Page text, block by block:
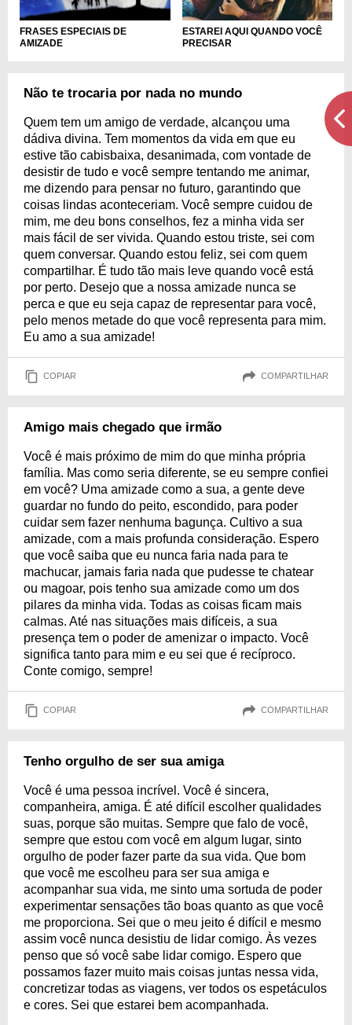
FRASES ESPECIAIS DE
AMIZADE
ESTAREI AQUI QUANDO VOCÊ
PRECISAR
Não te trocaria por nada no mundo
Quem tem um amigo de verdade, alcançou uma
dádiva divina. Tem momentos da vida em que eu
estive tão cabisbaixa, desanimada, com vontade de
desistir de tudo e você sempre tentando me animar,
me dizendo para pensar no futuro, garantindo que
coisas lindas aconteceriam. Você sempre cuidou de
mim, me deu bons conselhos, fez a minha vida ser
mais fácil de ser vivida. Quando estou triste, sei com
quem conversar. Quando estou feliz, sei com quem
compartilhar. É tudo tão mais leve quando você está
por perto. Desejo que a nossa amizade nunca se
perca e que eu seja capaz de representar para você,
pelo menos metade do que você representa para mim.
Eu amo a sua amizade!
COPIAR COMPARTILHAR
Amigo mais chegado que irmão
Você é mais próximo de mim do que minha própria
família. Mas como seria diferente, se eu sempre confiei
em você? Uma amizade como a sua, a gente deve
guardar no fundo do peito, escondido, para poder
cuidar sem fazer nenhuma bagunça. Cultivo a sua
amizade, com a mais profunda consideração. Espero
que você saiba que eu nunca faria nada para te
machucar, jamais faria nada que pudesse te chatear
ou magoar, pois tenho sua amizade como um dos
pilares da minha vida. Todas as coisas ficam mais
calmas. Até nas situações mais difíceis, a sua
presença tem o poder de amenizar o impacto. Você
significa tanto para mim e eu sei que é recíproco.
Conte comigo, sempre!
COPIAR COMPARTILHAR
Tenho orgulho de ser sua amiga
Você é uma pessoa incrível. Você é sincera,
companheira, amiga. É até difícil escolher qualidades
suas, porque são muitas. Sempre que falo de você,
sempre que estou com você em algum lugar, sinto
orgulho de poder fazer parte da sua vida. Que bom
que você me escolheu para ser sua amiga e
acompanhar sua vida, me sinto uma sortuda de poder
experimentar sensações tão boas quanto as que você
me proporciona. Sei que o meu jeito é difícil e mesmo
assim você nunca desistiu de lidar comigo. Às vezes
penso que só você sabe lidar comigo. Espero que
possamos fazer muito mais coisas juntas nessa vida,
concretizar todas as viagens, ver todos os espetáculos
e cores. Sei que estarei bem acompanhada.